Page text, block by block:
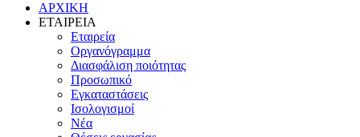
ΑΡΧΙΚΗ
ΕΤΑΙΡΕΙΑ
Εταιρεία
Οργανόγραμμα
Διασφάλιση ποιότητας
Προσωπικό
Εγκαταστάσεις
Ισολογισμοί
Νέα